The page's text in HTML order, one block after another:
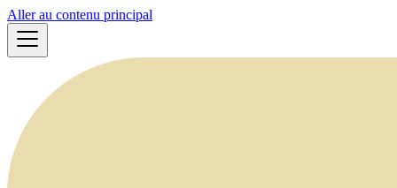
Aller au contenu principal